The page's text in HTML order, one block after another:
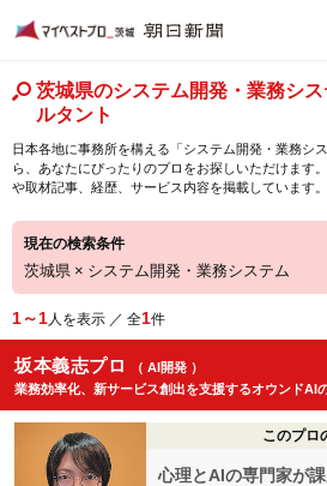
茨城県のシステム開発・業務シ
ルタント
日本各地に事務所を構える「システム開発・業務シ
ら、あなたにぴったりのプロをお探しいただけます
や取材記事、経歴、サービス内容を掲載しています。
現在の検索条件
茨城県 × システム開発・業務システム
1～1人を表示 ／ 全1件
坂本義志プロ
（ AI開発 ）
業務効率化、新サービス創出を支援するオウンドAI
このプロ
心理とAIの専門家が課